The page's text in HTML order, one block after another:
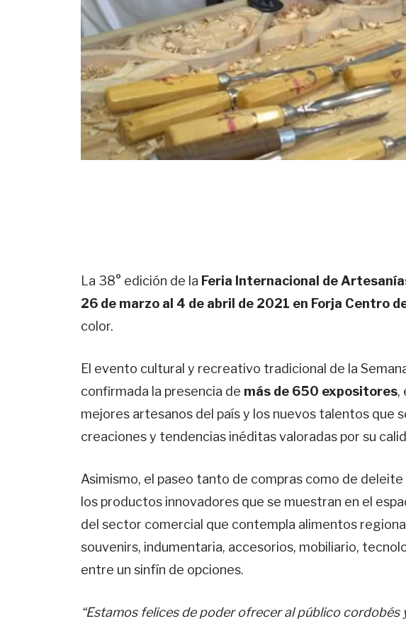
La 38° edición de la Feria Internacional de
26 de marzo al 4 de abril de 2021 en Forja Centro
color.
El evento cultural y recreativo tradicional de la
confirmada la presencia de más de 650 expositores,
mejores artesanos del país y los nuevos talentos que
creaciones y tendencias inéditas valoradas por su
Asimismo, el paseo tanto de compras como de
los productos innovadores que se muestran en el
del sector comercial que contempla alimentos
souvenirs, indumentaria, accesorios, mobiliario,
entre un sinfín de opciones.
“Estamos felices de poder ofrecer al público cordobés